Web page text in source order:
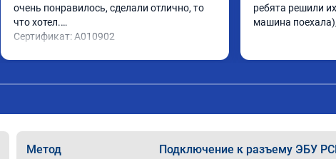
очень понравилось, сделали отлично, то
что хотел.
Сертификат: A010902
ребята решили
машина
Метод
Подключение к разъему ЭБУ